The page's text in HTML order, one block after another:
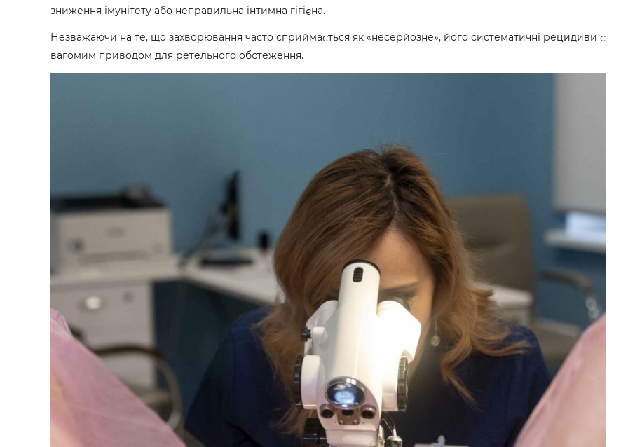
зниження імунітету або неправильна інтимна гігієна.
Незважаючи на те, що захворювання часто сприймається як «несерйозне», його систематичні рецидиви є
вагомим приводом для ретельного обстеження.